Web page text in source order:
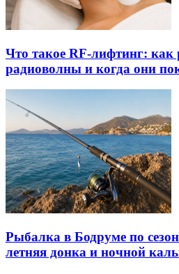
Что такое RF-лифтинг: как
радиоволны и когда они
Рыбалка в Бодруме по
летняя донка и ночной